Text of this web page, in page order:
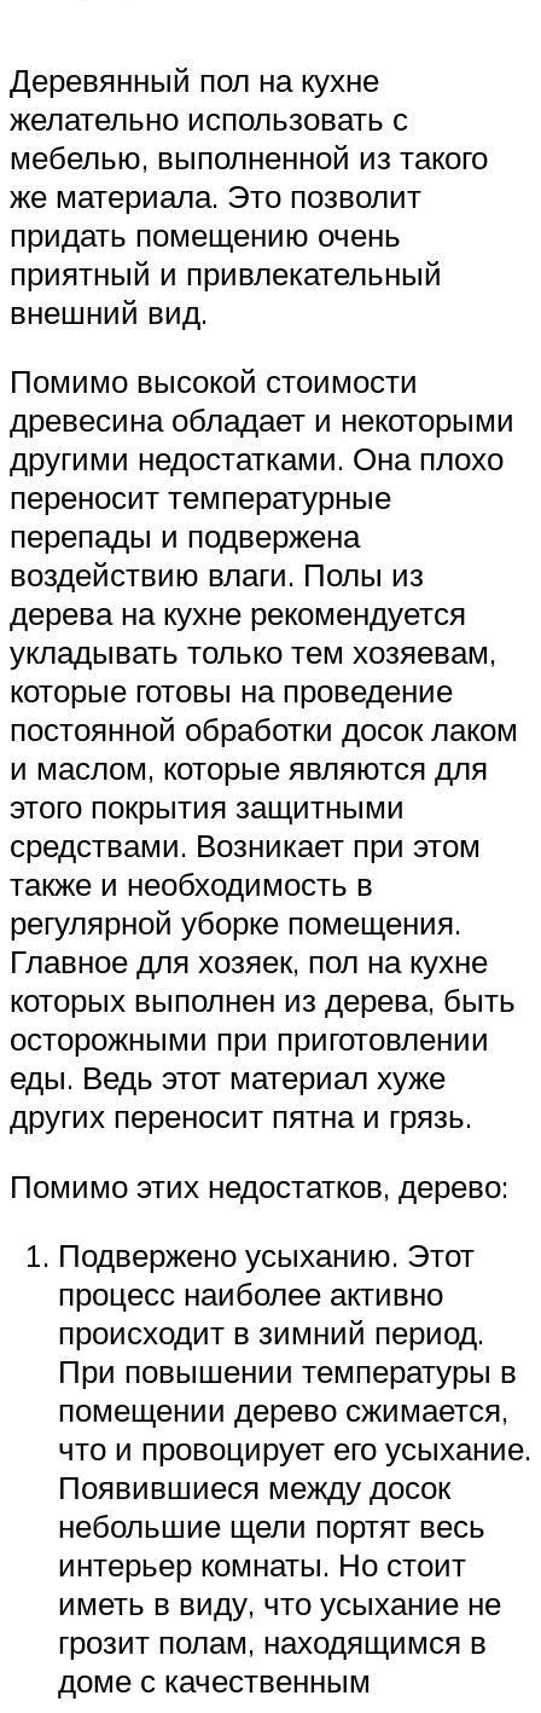
Деревянный пол на кухне
желательно использовать с
мебелью, выполненной из такого
же материала. Это позволит
придать помещению очень
приятный и привлекательный
внешний вид.
Помимо высокой стоимости
древесина обладает и некоторыми
другими недостатками. Она плохо
переносит температурные
перепады и подвержена
воздействию влаги. Полы из
дерева на кухне рекомендуется
укладывать только тем хозяевам,
которые готовы на проведение
постоянной обработки досок лаком
и маслом, которые являются для
этого покрытия защитными
средствами. Возникает при этом
также и необходимость в
регулярной уборке помещения.
Главное для хозяек, пол на кухне
которых выполнен из дерева, быть
осторожными при приготовлении
еды. Ведь этот материал хуже
других переносит пятна и грязь.
Помимо этих недостатков, дерево:
Подвержено усыханию. Этот
процесс наиболее активно
происходит в зимний период.
При повышении температуры в
помещении дерево сжимается,
что и провоцирует его усыхание.
Появившиеся между досок
небольшие щели портят весь
интерьер комнаты. Но стоит
иметь в виду, что усыхание не
грозит полам, находящимся в
доме с качественным